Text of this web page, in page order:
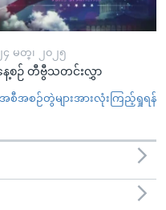
၂၄ မတ္၊ ၂၀၂၅
ေ့စဉ် တီဗွီသတင်းလွှာ
အစီအစဉ်တွဲများအားလုံးကြည့်ရှုရန်